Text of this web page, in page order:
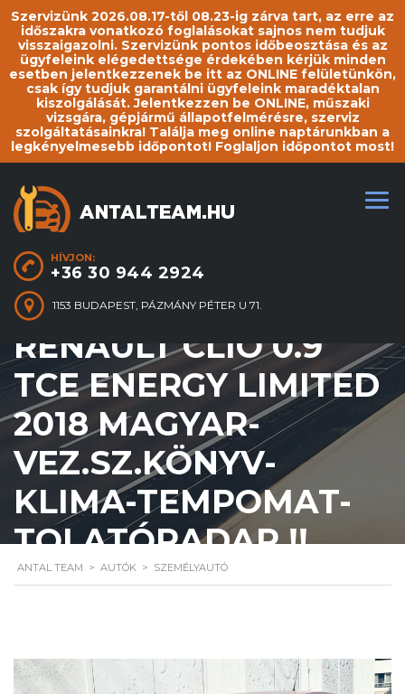
Szervizünk 2026.08.17-től 08.23-ig zárva tart, az erre az
időszakra vonatkozó foglalásokat sajnos nem tudjuk
visszaigazolni. Szervizünk pontos időbeosztása és az
ügyfeleink elégedettsége érdekében kérjük minden
esetben jelentkezzenek be itt az ONLINE felületünkön,
csak így tudjuk garantálni ügyfeleink maradéktalan
kiszolgálását. Jelentkezzen be ONLINE, műszaki
vizsgára, gépjármű állapotfelmérésre, szerviz
szolgáltatásainkra! Találja meg online naptárunkban a
legkényelmesebb időpontot! Foglaljon időpontot most!
HÍVJON:
+36 30 944 2924
1153 BUDAPEST, PÁZMÁNY PÉTER U 71.
RENAULT CLIO 0.9
TCE ENERGY LIMITED
2018 MAGYAR-
VEZ.SZ.KÖNYV-
KLIMA-TEMPOMAT-
TOLATÓRADAR !!
ANTAL TEAM > AUTÓK > SZEMÉLYAUTÓ